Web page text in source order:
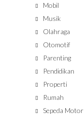
Mobil
Musik
Olahraga
Otomotif
Parenting
Pendidikan
Properti
Rumah
Sepeda Motor